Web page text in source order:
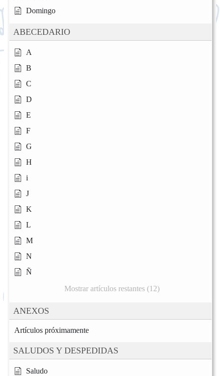
Domingo
ABECEDARIO
A
B
C
D
E
F
G
H
i
J
K
L
M
N
Ñ
Mostrar artículos restantes (12)
ANEXOS
Artículos próximamente
SALUDOS Y DESPEDIDAS
Saludo